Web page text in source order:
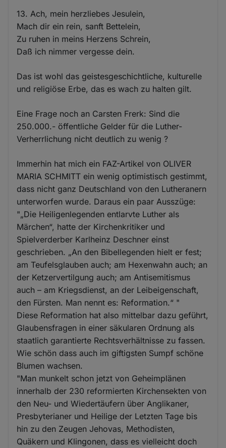
13. Ach, mein herzliebes Jesulein,
Mach dir ein rein, sanft Bettelein,
Zu ruhen in meins Herzens Schrein,
Daß ich nimmer vergesse dein.
Das ist wohl das geistesgeschichtliche, kulturelle
und religiöse Erbe, das es wach zu halten gilt.
Eine Frage noch an Carsten Frerk: Sind die
250.000.- öffentliche Gelder für die Luther-
Verherrlichung nicht deutlich zu wenig ?
Immerhin hat mich ein FAZ-Artikel von OLIVER
MARIA SCHMITT ein wenig optimistisch gestimmt,
dass nicht ganz Deutschland von den Lutheranern
unterworfen wurde. Daraus ein paar Ausszüge:
"„Die Heiligenlegenden entlarvte Luther als
Märchen“, hatte der Kirchenkritiker und
Spielverderber Karlheinz Deschner einst
geschrieben. „An den Bibellegenden hielt er fest;
am Teufelsglauben auch; am Hexenwahn auch; an
der Ketzervertilgung auch; am Antisemitismus
auch – am Kriegsdienst, an der Leibeigenschaft,
den Fürsten. Man nennt es: Reformation.“ "
Diese Reformation hat also mittelbar dazu geführt,
Glaubensfragen in einer säkularen Ordnung als
staatlich garantierte Rechtsverhältnisse zu fassen.
Wie schön dass auch im giftigsten Sumpf schöne
Blumen wachsen.
"Man munkelt schon jetzt von Geheimplänen
innerhalb der 230 reformierten Kirchensekten von
den Neu- und Wiedertäufern über Anglikaner,
Presbyterianer und Heilige der Letzten Tage bis
hin zu den Zeugen Jehovas, Methodisten,
Quäkern und Klingonen, dass es vielleicht doch